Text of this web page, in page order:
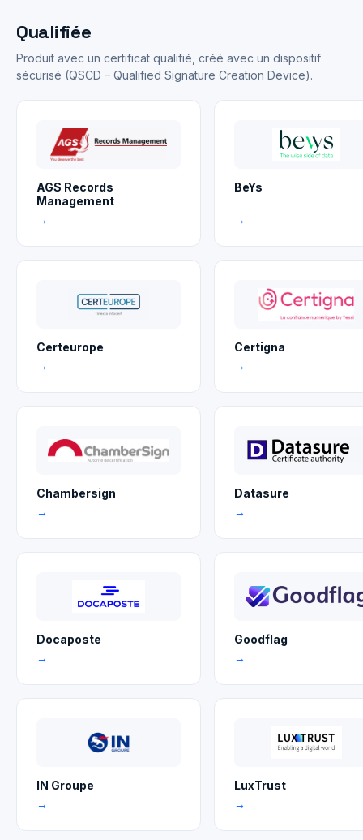
Qualifiée
Produit avec un certificat qualifié, créé avec un dispositif
sécurisé (QSCD – Qualified Signature Creation Device).
AGS Records
Management
→
BeYs
→
Certeurope
→
Certigna
→
Chambersign
→
Datasure
→
Docaposte
→
Goodflag
→
IN Groupe
→
LuxTrust
→